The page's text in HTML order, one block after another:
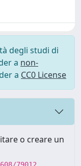
degli studi di
a non-
a CC0 License
o creare un